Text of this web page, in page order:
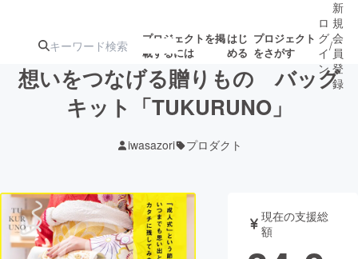
プロジェクトを掲
載するには
はじ
める
プロジェクト
をさがす
ジェクト
募集終了が近いプ
ロジェクト
アート・写真 音楽
ロ
グ
イ
ン
/
新
規
会
員
登
録
想いをつなげる贈りもの バッグ
キット「TUKURUNO」
iwasazori プロダクト
現在の支援総
額